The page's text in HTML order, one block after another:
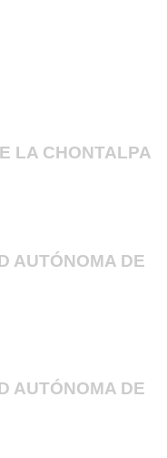
LA CHONTALPA
AUTÓNOMA DE
AUTÓNOMA DE